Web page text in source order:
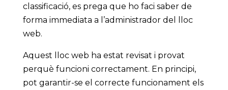
classificació, es prega que ho faci saber de
forma immediata a l’administrador del lloc
web.
Aquest lloc web ha estat revisat i provat
perquè funcioni correctament. En principi,
pot garantir-se el correcte funcionament els